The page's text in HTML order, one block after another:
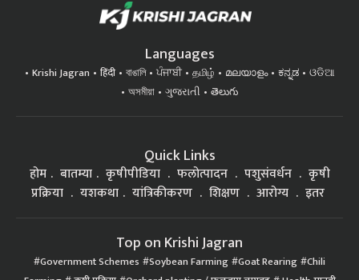
Languages
Krishi Jagran हिंदी বাঙালি ਪੰਜਾਬੀ தமிழ் മലയാളം ಕನ್ನಡ
ଓଡିଆ
অসমীয়া
ગુજરાતી తెలుగు
Quick Links
होम बातम्या कृषीपीडिया फलोत्पादन पशुसंवर्धन
कृषी
प्रक्रिया
यशकथा यांत्रिकीकरण शिक्षण आरोग्य इतर
Top on Krishi Jagran
Government Schemes Soybean Farming Goat Rearing Chili